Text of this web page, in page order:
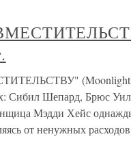
Сибил Шепард, Брюс
Мэдди Хейс
от ненужных